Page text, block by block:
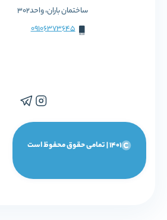
ساختمان باران، واحد302
09106373645
1401 | تمامی حقوق محفوظ است